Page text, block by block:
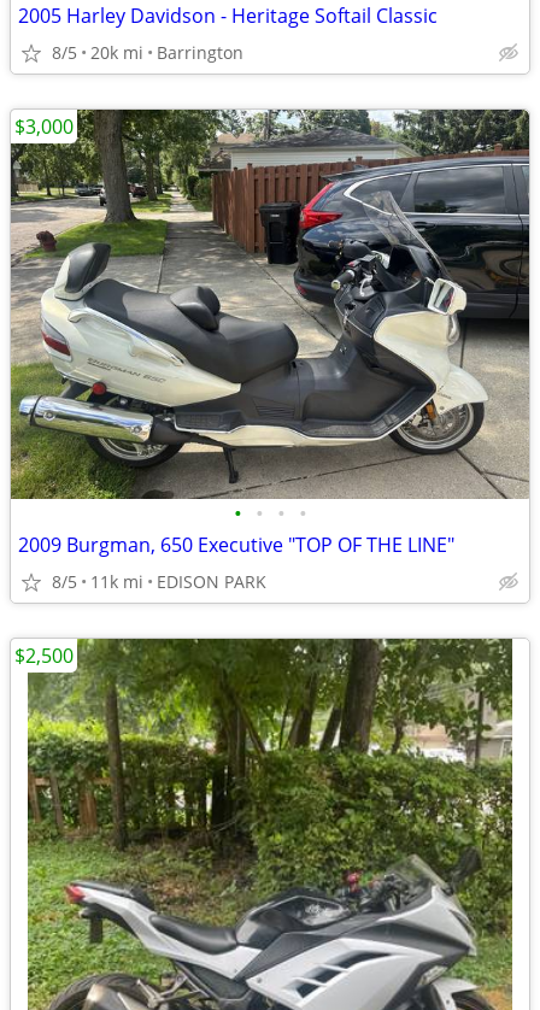
2005 Harley Davidson - Heritage Softail Classic
8/5 20k mi Barrington
• • • •
2009 Burgman, 650 Executive "TOP OF THE LINE"
8/5 11k mi EDISON PARK
$3,000
$2,500